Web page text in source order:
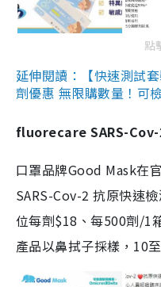
點
延伸閱讀：【快速測試
劑優惠 無限購數量！可
fluorecare SARS-Cov-
口罩品牌Good Mask在
SARS-Cov-2 抗原快速
位每劑$18、每500劑/1
產品以鼻拭子採樣，10